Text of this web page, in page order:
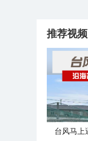
推荐视频